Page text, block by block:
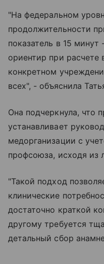
"На федеральном
продолжительности
показатель в 15
ориентир при
конкретном
всех", - объяснила
Она подчеркнула, что
устанавливает
медорганизации с
профсоюза, исходя из
"Такой подход
клинические
достаточно краткой
другому требуется
детальный сбор